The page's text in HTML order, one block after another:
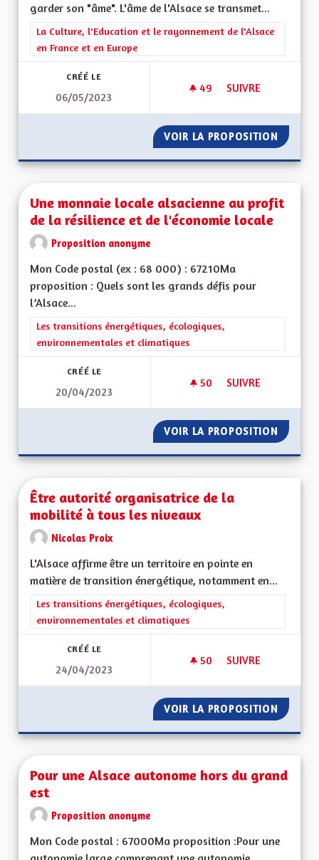
garder son "âme". L'âme de l'Alsace se transmet...
Filtrer les résultats de la catégorie : La Culture, l'Education et
La Culture, l'Education et le rayonnement de l'Alsace
en France et en Europe
CRÉÉ LE
06/05/2023
49 49 ABONNÉS
SUIVRE
VOIR LA PROPOSITION
Une monnaie locale alsacienne au profit
de la résilience et de l'économie locale
Proposition anonyme
Mon Code postal (ex : 68 000) : 67210Ma
proposition : Quels sont les grands défis pour
l’Alsace...
Filtrer les résultats de la catégorie : Les transitions
Les transitions énergétiques, écologiques,
environnementales et climatiques
CRÉÉ LE
20/04/2023
50 50 ABONNÉS
SUIVRE
VOIR LA PROPOSITION UNE
Être autorité organisatrice de la
mobilité à tous les niveaux
Nicolas Proix
L'Alsace affirme être un territoire en pointe en
matière de transition énergétique, notamment en...
Filtrer les résultats de la catégorie : Les transitions
Les transitions énergétiques, écologiques,
environnementales et climatiques
CRÉÉ LE
24/04/2023
50 50 ABONNÉS
SUIVRE
VOIR LA PROPOSITION ÊTRE
Pour une Alsace autonome hors du grand
est
Proposition anonyme
Mon Code postal : 67000Ma proposition :Pour une